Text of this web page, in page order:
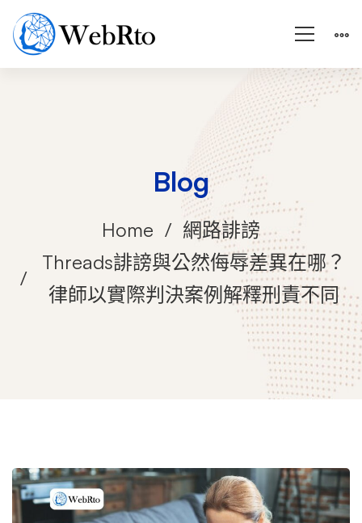
Blog
Home
網路誹謗
Threads誹謗與公然侮辱差異在哪？
律師以實際判決案例解釋刑責不同
Threads